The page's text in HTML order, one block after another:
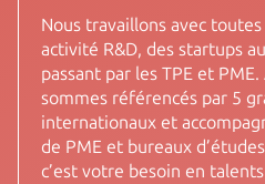
Nous travaillons avec
activité R&D, des startups
passant par les TPE et
sommes référencés par 5
internationaux et
de PME et bureaux
c’est votre besoin en